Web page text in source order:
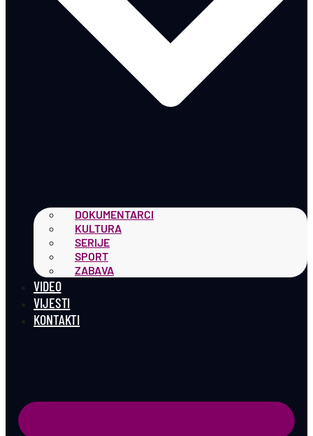
DOKUMENTARCI
KULTURA
SERIJE
SPORT
ZABAVA
VIDEO
VIJESTI
KONTAKTI